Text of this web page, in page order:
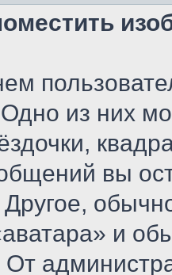
из них
вы
и
От